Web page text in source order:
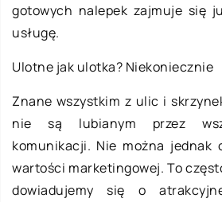
gotowych nalepek zajmuje się
usługę.
Ulotne jak ulotka? Niekoniecznie
Znane wszystkim z ulic i
nie są lubianym przez
komunikacji. Nie można jednak
wartości marketingowej. To
dowiadujemy się o